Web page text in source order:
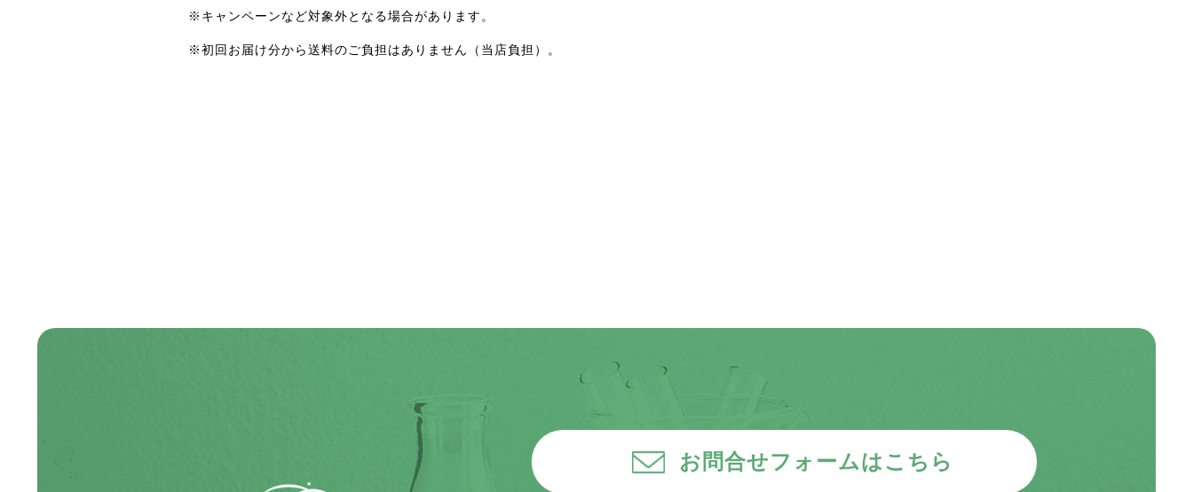
※キャンペーンなど対象外となる場合があります。
※初回お届け分から送料のご負担はありません（当店負担）。
お問合せフォームはこちら